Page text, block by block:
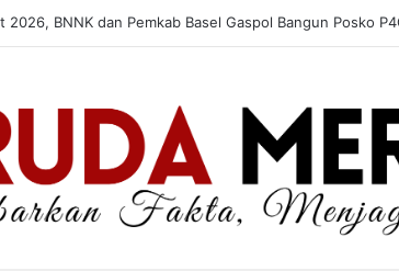
2026, BNNK dan Pemkab Basel Gaspol Bangun Posko